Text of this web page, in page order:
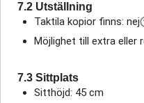
7.2 Utställning
Taktila kopior finns: nej
Möjlighet till extra eller
7.3 Sittplats
Sitthöjd: 45 cm